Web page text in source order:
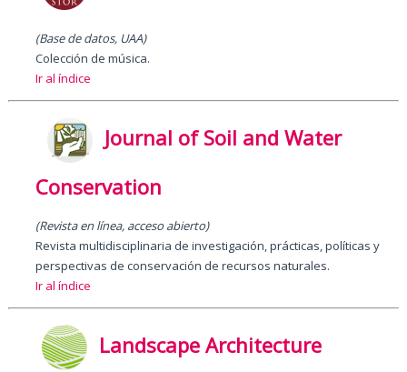
(Base de datos, UAA)
Colección de música.
Ir al índice
Journal of Soil and Water
Conservation
(Revista en línea, acceso abierto)
Revista multidisciplinaria de investigación, prácticas, políticas y
perspectivas de conservación de recursos naturales.
Ir al índice
Landscape Architecture